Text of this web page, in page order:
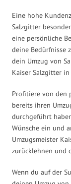
Eine hohe
Salzgitter
eine persönliche
deine Bedürfnisse
dein Umzug von
Kaiser Salzgitter
Profitiere von den
bereits ihren
durchgeführt
Wünsche ein und
Umzugsmeister
zurücklehnen und
Wenn du auf der